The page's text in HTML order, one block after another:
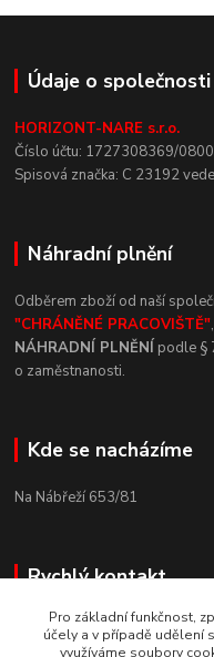
Údaje o společnosti
HORIZONT-NARE
Číslo účtu: 1727308369/
Spisová značka: C 23192
Náhradní plnění
Odběrem zboží od naší
"CHRÁNĚNÉ PRACOVIŠTĚ"
NÁHRADNÍ PLNĚNÍ podle §
o zaměstnanosti.
Kde se nacházíme
Na Nábřeží
Rychlý kontakt
+420 800 10 10 73
PO - PÁ, 8 - 15 hod.
Pro základní funkčnost,
účely a v případě udělení
využíváme soubory